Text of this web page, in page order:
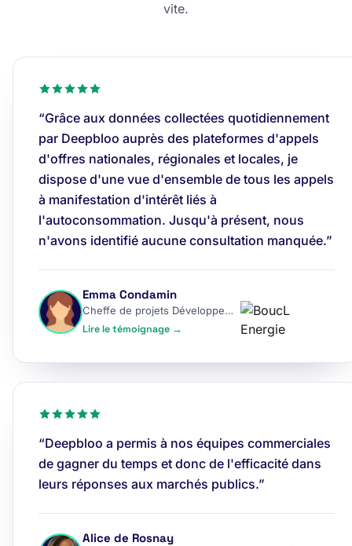
vite.
“Grâce aux données collectées quotidiennement
par Deepbloo auprès des plateformes d'appels
d'offres nationales, régionales et locales, je
dispose d'une vue d'ensemble de tous les appels
à manifestation d'intérêt liés à
l'autoconsommation. Jusqu'à présent, nous
n'avons identifié aucune consultation manquée.”
Emma Condamin
Cheffe de projets Développement
Lire le témoignage →
“Deepbloo a permis à nos équipes commerciales
de gagner du temps et donc de l'efficacité dans
leurs réponses aux marchés publics.”
Alice de Rosnay